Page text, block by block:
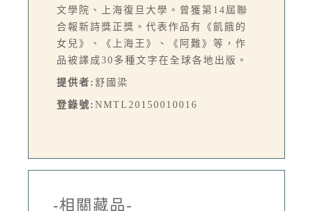
文學院、上海復旦大學。曾獲第14屆聯
合報新詩獎正獎。代表作品有《飢餓的
女兒》、《上海王》、《阿難》等，作
品被譯成30多種文字在全球各地出版。
提供者: 舒國梁
登錄號: NMTL20150010016
-相關藏品-